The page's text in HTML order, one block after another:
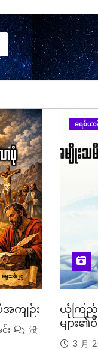
အကျဉ်း
း
没
ခရစ်ယ
ယုံကြည်
များ၏
3 月